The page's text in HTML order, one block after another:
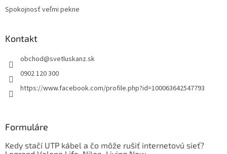
Spokojnosť veľmi pekne
Kontakt
obchod@svetluskanz.sk
0902 120 300
https://www.facebook.com/profile.php?id=100063642547793
Formuláre
Kedy stačí UTP kábel a čo môže rušiť internetovú sieť?